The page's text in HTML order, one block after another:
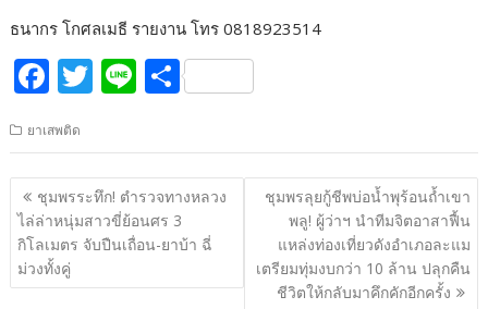
ธนากร โกศลเมธี รายงาน โทร 0818923514
F
ac
e
b
o
o
k
T
w
itt
er
Li
n
e
S
h
ar
e
ยาเสพติด
แนะแนว
เรื่อง
ชุมพรระทึก! ตำรวจทางหลวง
ไล่ล่าหนุ่มสาวขี่ย้อนศร 3
กิโลเมตร จับปืนเถื่อน-ยาบ้า ฉี่
ม่วงทั้งคู่
ชุมพรลุยกู้ชีพบ่อน้ำพุร้อนถ้ำเขา
พลู! ผู้ว่าฯ นำทีมจิตอาสาฟื้น
แหล่งท่องเที่ยวดังอำเภอละแม
เตรียมทุ่มงบกว่า 10 ล้าน ปลุกคืน
ชีวิตให้กลับมาคึกคักอีกครั้ง